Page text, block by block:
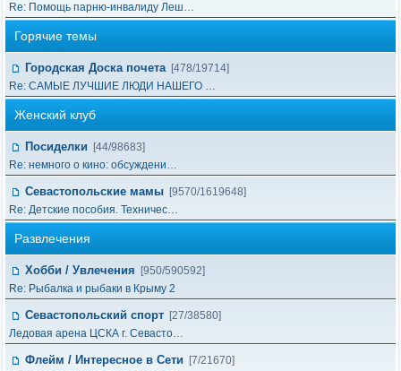
Re: Помощь парню-инвалиду Леш…
Горячие темы
Городская Доска почета [478/19714]
Re: САМЫЕ ЛУЧШИЕ ЛЮДИ НАШЕГО …
Женский клуб
Посиделки
[44/98683]
Re: немного о кино: обсуждени…
Севастопольские мамы [9570/1619648]
Re: Детские пособия. Техничес…
Развлечения
Хобби / Увлечения
[950/590592]
Re: Рыбалка и рыбаки в Крыму 2
Севастопольский спорт [27/38580]
Ледовая арена ЦСКА г. Севасто…
Флейм / Интересное в Cети
[7/21670]